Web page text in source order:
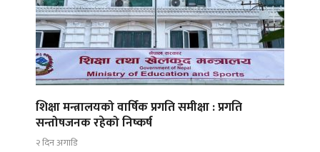
शिक्षा मन्त्रालयको वार्षिक प्रगति समीक्षा : प्रगति
सन्तोषजनक रहेको निष्कर्ष
२ दिन अगाडि